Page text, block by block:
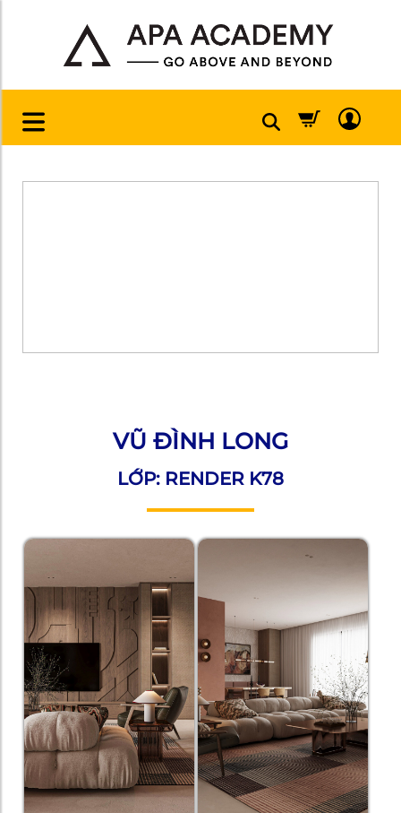
VŨ ĐÌNH LONG
LỚP: RENDER K78